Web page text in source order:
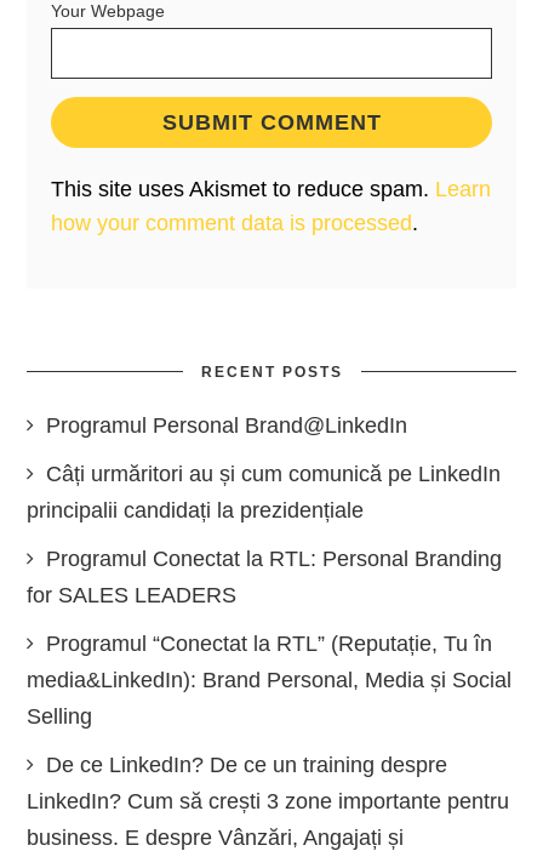
Your Webpage
This site uses Akismet to reduce spam. Learn
how your comment data is processed.
RECENT POSTS
Programul Personal Brand@LinkedIn
Câți urmăritori au și cum comunică pe LinkedIn
principalii candidați la prezidențiale
Programul Conectat la RTL: Personal Branding
for SALES LEADERS
Programul “Conectat la RTL” (Reputație, Tu în
media&LinkedIn): Brand Personal, Media și Social
Selling
De ce LinkedIn? De ce un training despre
LinkedIn? Cum să crești 3 zone importante pentru
business. E despre Vânzări, Angajați și